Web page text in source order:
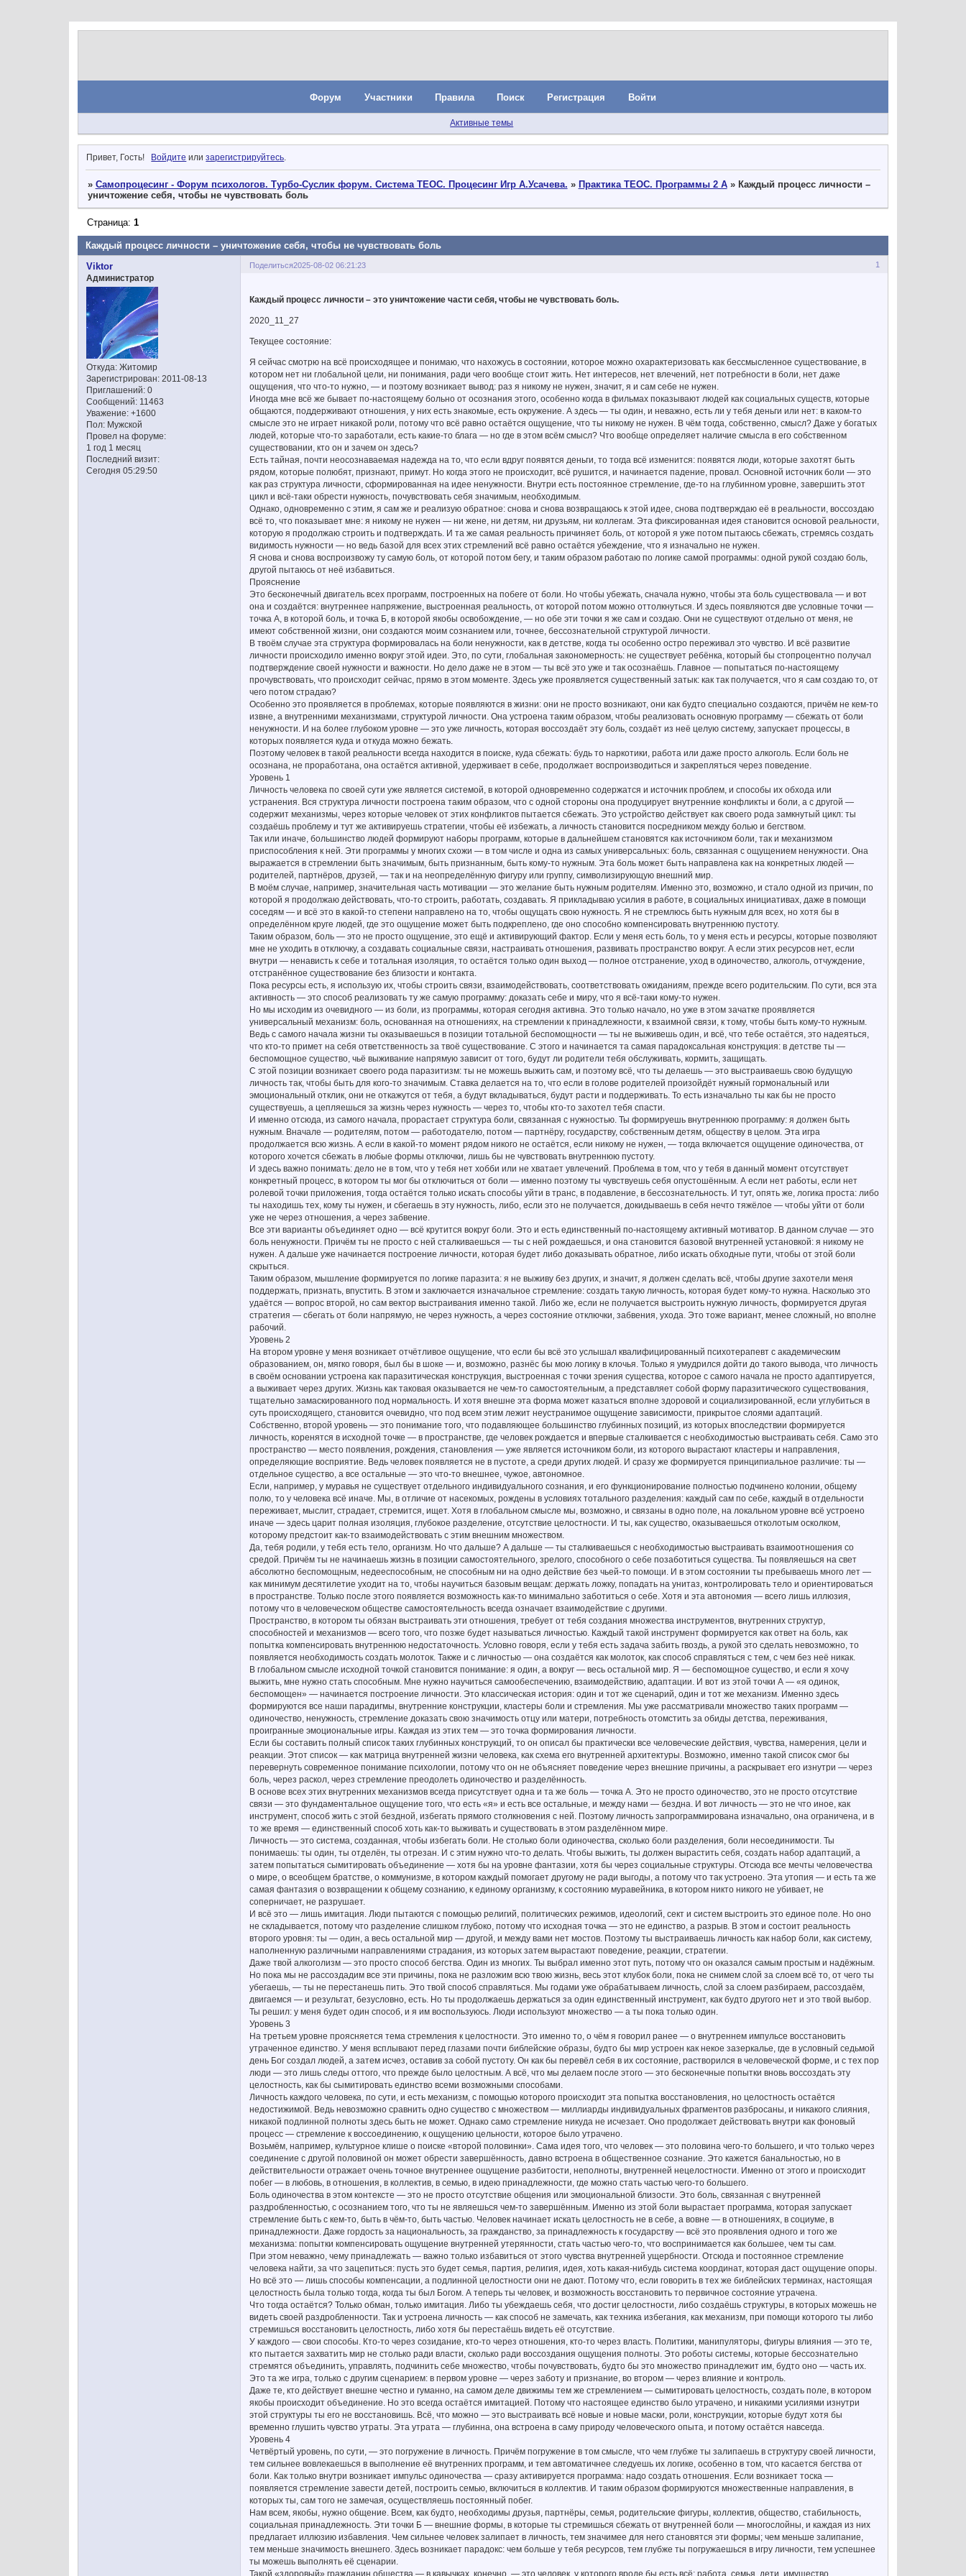
Форум Участники Правила Поиск Регистрация Войти
Активные темы
Привет, Гость! Войдите илизарегистрируйтесь
» Самопроцесинг - Форум психологов. Турбо-Суслик форум. Система ТЕОС. Процесинг Игр А.Усачева. » Практика ТЕОС. Программы 2 А » Каждый процесс личности –
уничтожение себя, чтобы не чувствовать боль
Каждый процесс личности – уничтожение себя, чтобы не чувствовать боль
Страница: 1
Поделиться 1
2025-08-02 06:21:23
Viktor
Администратор
Откуда: Житомир
Зарегистрирован: 2011-08-13
Приглашений: 0
Сообщений: 11463
Уважение: +1600
Пол: Мужской
Провел на форуме:
1 год 1 месяц
Последний визит:
Сегодня 05:29:50
Каждый процесс личности – это уничтожение части себя, чтобы не чувствовать боль.
2020_11_27
Текущее состояние:
Я сейчас смотрю на всё происходящее и понимаю, что нахожусь в состоянии, которое можно охарактеризовать как бессмысленное существование, в
котором нет ни глобальной цели, ни понимания, ради чего вообще стоит жить. Нет интересов, нет влечений, нет потребности в боли, нет даже
ощущения, что что-то нужно, — и поэтому возникает вывод: раз я никому не нужен, значит, я и сам себе не нужен.
Иногда мне всё же бывает по-настоящему больно от осознания этого, особенно когда в фильмах показывают людей как социальных существ, которые
общаются, поддерживают отношения, у них есть знакомые, есть окружение. А здесь — ты один, и неважно, есть ли у тебя деньги или нет: в каком-то
смысле это не играет никакой роли, потому что всё равно остаётся ощущение, что ты никому не нужен. В чём тогда, собственно, смысл? Даже у богатых
людей, которые что-то заработали, есть какие-то блага — но где в этом всём смысл? Что вообще определяет наличие смысла в его собственном
существовании, кто он и зачем он здесь?
Есть тайная, почти неосознаваемая надежда на то, что если вдруг появятся деньги, то тогда всё изменится: появятся люди, которые захотят быть
рядом, которые полюбят, признают, примут. Но когда этого не происходит, всё рушится, и начинается падение, провал. Основной источник боли — это
как раз структура личности, сформированная на идее ненужности. Внутри есть постоянное стремление, где-то на глубинном уровне, завершить этот
цикл и всё-таки обрести нужность, почувствовать себя значимым, необходимым.
Однако, одновременно с этим, я сам же и реализую обратное: снова и снова возвращаюсь к этой идее, снова подтверждаю её в реальности, воссоздаю
всё то, что показывает мне: я никому не нужен — ни жене, ни детям, ни друзьям, ни коллегам. Эта фиксированная идея становится основой реальности,
которую я продолжаю строить и подтверждать. И та же самая реальность причиняет боль, от которой я уже потом пытаюсь сбежать, стремясь создать
видимость нужности — но ведь базой для всех этих стремлений всё равно остаётся убеждение, что я изначально не нужен.
Я снова и снова воспроизвожу ту самую боль, от которой потом бегу, и таким образом работаю по логике самой программы: одной рукой создаю боль,
другой пытаюсь от неё избавиться.
Прояснение
Это бесконечный двигатель всех программ, построенных на побеге от боли. Но чтобы убежать, сначала нужно, чтобы эта боль существовала — и вот
она и создаётся: внутреннее напряжение, выстроенная реальность, от которой потом можно оттолкнуться. И здесь появляются две условные точки —
точка А, в которой боль, и точка Б, в которой якобы освобождение, — но обе эти точки я же сам и создаю. Они не существуют отдельно от меня, не
имеют собственной жизни, они создаются моим сознанием или, точнее, бессознательной структурой личности.
В твоём случае эта структура формировалась на боли ненужности, как в детстве, когда ты особенно остро переживал это чувство. И всё развитие
личности происходило именно вокруг этой идеи. Это, по сути, глобальная закономерность: не существует ребёнка, который бы стопроцентно получал
подтверждение своей нужности и важности. Но дело даже не в этом — ты всё это уже и так осознаёшь. Главное — попытаться по-настоящему
прочувствовать, что происходит сейчас, прямо в этом моменте. Здесь уже проявляется существенный затык: как так получается, что я сам создаю то, от
чего потом страдаю?
Особенно это проявляется в проблемах, которые появляются в жизни: они не просто возникают, они как будто специально создаются, причём не кем-то
извне, а внутренними механизмами, структурой личности. Она устроена таким образом, чтобы реализовать основную программу — сбежать от боли
ненужности. И на более глубоком уровне — это уже личность, которая воссоздаёт эту боль, создаёт из неё целую систему, запускает процессы, в
которых появляется куда и откуда можно бежать.
Поэтому человек в такой реальности всегда находится в поиске, куда сбежать: будь то наркотики, работа или даже просто алкоголь. Если боль не
осознана, не проработана, она остаётся активной, удерживает в себе, продолжает воспроизводиться и закрепляться через поведение.
Уровень 1
Личность человека по своей сути уже является системой, в которой одновременно содержатся и источник проблем, и способы их обхода или
устранения. Вся структура личности построена таким образом, что с одной стороны она продуцирует внутренние конфликты и боли, а с другой —
содержит механизмы, через которые человек от этих конфликтов пытается сбежать. Это устройство действует как своего рода замкнутый цикл: ты
создаёшь проблему и тут же активируешь стратегии, чтобы её избежать, а личность становится посредником между болью и бегством.
Так или иначе, большинство людей формируют наборы программ, которые в дальнейшем становятся как источником боли, так и механизмом
приспособления к ней. Эти программы у многих схожи — в том числе и одна из самых универсальных: боль, связанная с ощущением ненужности. Она
выражается в стремлении быть значимым, быть признанным, быть кому-то нужным. Эта боль может быть направлена как на конкретных людей —
родителей, партнёров, друзей, — так и на неопределённую фигуру или группу, символизирующую внешний мир.
В моём случае, например, значительная часть мотивации — это желание быть нужным родителям. Именно это, возможно, и стало одной из причин, по
которой я продолжаю действовать, что-то строить, работать, создавать. Я прикладываю усилия в работе, в социальных инициативах, даже в помощи
соседям — и всё это в какой-то степени направлено на то, чтобы ощущать свою нужность. Я не стремлюсь быть нужным для всех, но хотя бы в
определённом круге людей, где это ощущение может быть подкреплено, где оно способно компенсировать внутреннюю пустоту.
Таким образом, боль — это не просто ощущение, это ещё и активирующий фактор. Если у меня есть боль, то у меня есть и ресурсы, которые позволяют
мне не уходить в отключку, а создавать социальные связи, настраивать отношения, развивать пространство вокруг. А если этих ресурсов нет, если
внутри — ненависть к себе и тотальная изоляция, то остаётся только один выход — полное отстранение, уход в одиночество, алкоголь, отчуждение,
отстранённое существование без близости и контакта.
Пока ресурсы есть, я использую их, чтобы строить связи, взаимодействовать, соответствовать ожиданиям, прежде всего родительским. По сути, вся эта
активность — это способ реализовать ту же самую программу: доказать себе и миру, что я всё-таки кому-то нужен.
Но мы исходим из очевидного — из боли, из программы, которая сегодня активна. Это только начало, но уже в этом зачатке проявляется
универсальный механизм: боль, основанная на отношениях, на стремлении к принадлежности, к взаимной связи, к тому, чтобы быть кому-то нужным.
Ведь с самого начала жизни ты оказываешься в позиции тотальной беспомощности — ты не выживешь один, и всё, что тебе остаётся, это надеяться,
что кто-то примет на себя ответственность за твоё существование. С этого и начинается та самая парадоксальная конструкция: в детстве ты —
беспомощное существо, чьё выживание напрямую зависит от того, будут ли родители тебя обслуживать, кормить, защищать.
С этой позиции возникает своего рода паразитизм: ты не можешь выжить сам, и поэтому всё, что ты делаешь — это выстраиваешь свою будущую
личность так, чтобы быть для кого-то значимым. Ставка делается на то, что если в голове родителей произойдёт нужный гормональный или
эмоциональный отклик, они не откажутся от тебя, а будут вкладываться, будут расти и поддерживать. То есть изначально ты как бы не просто
существуешь, а цепляешься за жизнь через нужность — через то, чтобы кто-то захотел тебя спасти.
И именно отсюда, из самого начала, прорастает структура боли, связанная с нужностью. Ты формируешь внутреннюю программу: я должен быть
нужным. Вначале — родителям, потом — работодателю, потом — партнёру, государству, собственным детям, обществу в целом. Эта игра
продолжается всю жизнь. А если в какой-то момент рядом никого не остаётся, если никому не нужен, — тогда включается ощущение одиночества, от
которого хочется сбежать в любые формы отключки, лишь бы не чувствовать внутреннюю пустоту.
И здесь важно понимать: дело не в том, что у тебя нет хобби или не хватает увлечений. Проблема в том, что у тебя в данный момент отсутствует
конкретный процесс, в котором ты мог бы отключиться от боли — именно поэтому ты чувствуешь себя опустошённым. А если нет работы, если нет
ролевой точки приложения, тогда остаётся только искать способы уйти в транс, в подавление, в бессознательность. И тут, опять же, логика проста: либо
ты находишь тех, кому ты нужен, и сбегаешь в эту нужность, либо, если это не получается, докидываешь в себя нечто тяжёлое — чтобы уйти от боли
уже не через отношения, а через забвение.
Все эти варианты объединяет одно — всё крутится вокруг боли. Это и есть единственный по-настоящему активный мотиватор. В данном случае — это
боль ненужности. Причём ты не просто с ней сталкиваешься — ты с ней рождаешься, и она становится базовой внутренней установкой: я никому не
нужен. А дальше уже начинается построение личности, которая будет либо доказывать обратное, либо искать обходные пути, чтобы от этой боли
скрыться.
Таким образом, мышление формируется по логике паразита: я не выживу без других, и значит, я должен сделать всё, чтобы другие захотели меня
поддержать, признать, впустить. В этом и заключается изначальное стремление: создать такую личность, которая будет кому-то нужна. Насколько это
удаётся — вопрос второй, но сам вектор выстраивания именно такой. Либо же, если не получается выстроить нужную личность, формируется другая
стратегия — сбегать от боли напрямую, не через нужность, а через состояние отключки, забвения, ухода. Это тоже вариант, менее сложный, но вполне
рабочий.
Уровень 2
На втором уровне у меня возникает отчётливое ощущение, что если бы всё это услышал квалифицированный психотерапевт с академическим
образованием, он, мягко говоря, был бы в шоке — и, возможно, разнёс бы мою логику в клочья. Только я умудрился дойти до такого вывода, что личность
в своём основании устроена как паразитическая конструкция, выстроенная с точки зрения существа, которое с самого начала не просто адаптируется,
а выживает через других. Жизнь как таковая оказывается не чем-то самостоятельным, а представляет собой форму паразитического существования,
тщательно замаскированного под нормальность. И хотя внешне эта форма может казаться вполне здоровой и социализированной, если углубиться в
суть происходящего, становится очевидно, что под всем этим лежит неустранимое ощущение зависимости, прикрытое слоями адаптаций.
Собственно, второй уровень — это понимание того, что подавляющее большинство глубинных позиций, из которых впоследствии формируется
личность, коренятся в исходной точке — в пространстве, где человек рождается и впервые сталкивается с необходимостью выстраивать себя. Само это
пространство — место появления, рождения, становления — уже является источником боли, из которого вырастают кластеры и направления,
определяющие восприятие. Ведь человек появляется не в пустоте, а среди других людей. И сразу же формируется принципиальное различие: ты —
отдельное существо, а все остальные — это что-то внешнее, чужое, автономное.
Если, например, у муравья не существует отдельного индивидуального сознания, и его функционирование полностью подчинено колонии, общему
полю, то у человека всё иначе. Мы, в отличие от насекомых, рождены в условиях тотального разделения: каждый сам по себе, каждый в отдельности
переживает, мыслит, страдает, стремится, ищет. Хотя в глобальном смысле мы, возможно, и связаны в одно поле, на локальном уровне всё устроено
иначе — здесь царит полная изоляция, глубокое разделение, отсутствие целостности. И ты, как существо, оказываешься отколотым осколком,
которому предстоит как-то взаимодействовать с этим внешним множеством.
Да, тебя родили, у тебя есть тело, организм. Но что дальше? А дальше — ты сталкиваешься с необходимостью выстраивать взаимоотношения со
средой. Причём ты не начинаешь жизнь в позиции самостоятельного, зрелого, способного о себе позаботиться существа. Ты появляешься на свет
абсолютно беспомощным, недееспособным, не способным ни на одно действие без чьей-то помощи. И в этом состоянии ты пребываешь много лет —
как минимум десятилетие уходит на то, чтобы научиться базовым вещам: держать ложку, попадать на унитаз, контролировать тело и ориентироваться
в пространстве. Только после этого появляется возможность как-то минимально заботиться о себе. Хотя и эта автономия — всего лишь иллюзия,
потому что в человеческом обществе самостоятельность всегда означает взаимодействие с другими.
Пространство, в котором ты обязан выстраивать эти отношения, требует от тебя создания множества инструментов, внутренних структур,
способностей и механизмов — всего того, что позже будет называться личностью. Каждый такой инструмент формируется как ответ на боль, как
попытка компенсировать внутреннюю недостаточность. Условно говоря, если у тебя есть задача забить гвоздь, а рукой это сделать невозможно, то
появляется необходимость создать молоток. Также и с личностью — она создаётся как молоток, как способ справляться с тем, с чем без неё никак.
В глобальном смысле исходной точкой становится понимание: я один, а вокруг — весь остальной мир. Я — беспомощное существо, и если я хочу
выжить, мне нужно стать способным. Мне нужно научиться самообеспечению, взаимодействию, адаптации. И вот из этой точки А — «я одинок,
беспомощен» — начинается построение личности. Это классическая история: один и тот же сценарий, один и тот же механизм. Именно здесь
формируются все наши парадигмы, внутренние конструкции, кластеры боли и стремления. Мы уже рассматривали множество таких программ —
одиночество, ненужность, стремление доказать свою значимость отцу или матери, потребность отомстить за обиды детства, переживания,
проигранные эмоциональные игры. Каждая из этих тем — это точка формирования личности.
Если бы составить полный список таких глубинных конструкций, то он описал бы практически все человеческие действия, чувства, намерения, цели и
реакции. Этот список — как матрица внутренней жизни человека, как схема его внутренней архитектуры. Возможно, именно такой список смог бы
перевернуть современное понимание психологии, потому что он не объясняет поведение через внешние причины, а раскрывает его изнутри — через
боль, через раскол, через стремление преодолеть одиночество и разделённость.
В основе всех этих внутренних механизмов всегда присутствует одна и та же боль — точка А. Это не просто одиночество, это не просто отсутствие
связи — это фундаментальное ощущение того, что есть «я» и есть все остальные, и между нами — бездна. И вот личность — это не что иное, как
инструмент, способ жить с этой бездной, избегать прямого столкновения с ней. Поэтому личность запрограммирована изначально, она ограничена, и в
то же время — единственный способ хоть как-то выживать и существовать в этом разделённом мире.
Личность — это система, созданная, чтобы избегать боли. Не столько боли одиночества, сколько боли разделения, боли несоединимости. Ты
понимаешь: ты один, ты отделён, ты отрезан. И с этим нужно что-то делать. Чтобы выжить, ты должен вырастить себя, создать набор адаптаций, а
затем попытаться сымитировать объединение — хотя бы на уровне фантазии, хотя бы через социальные структуры. Отсюда все мечты человечества
о мире, о всеобщем братстве, о коммунизме, в котором каждый помогает другому не ради выгоды, а потому что так устроено. Эта утопия — и есть та же
самая фантазия о возвращении к общему сознанию, к единому организму, к состоянию муравейника, в котором никто никого не убивает, не
соперничает, не разрушает.
И всё это — лишь имитация. Люди пытаются с помощью религий, политических режимов, идеологий, сект и систем выстроить это единое поле. Но оно
не складывается, потому что разделение слишком глубоко, потому что исходная точка — это не единство, а разрыв. В этом и состоит реальность
второго уровня: ты — один, а весь остальной мир — другой, и между вами нет мостов. Поэтому ты выстраиваешь личность как набор боли, как систему,
наполненную различными направлениями страдания, из которых затем вырастают поведение, реакции, стратегии.
Даже твой алкоголизм — это просто способ бегства. Один из многих. Ты выбрал именно этот путь, потому что он оказался самым простым и надёжным.
Но пока мы не рассоздадим все эти причины, пока не разложим всю твою жизнь, весь этот клубок боли, пока не снимем слой за слоем всё то, от чего ты
убегаешь, — ты не перестанешь пить. Это твой способ справляться. Мы годами уже обрабатываем личность, слой за слоем разбираем, рассоздаём,
двигаемся — и результат, безусловно, есть. Но ты продолжаешь держаться за один единственный инструмент, как будто другого нет и это твой выбор.
Ты решил: у меня будет один способ, и я им воспользуюсь. Люди используют множество — а ты пока только один.
Уровень 3
На третьем уровне проясняется тема стремления к целостности. Это именно то, о чём я говорил ранее — о внутреннем импульсе восстановить
утраченное единство. У меня всплывают перед глазами почти библейские образы, будто бы мир устроен как некое зазеркалье, где в условный седьмой
день Бог создал людей, а затем исчез, оставив за собой пустоту. Он как бы перевёл себя в их состояние, растворился в человеческой форме, и с тех пор
люди — это лишь следы оттого, что прежде было целостным. А всё, что мы делаем после этого — это бесконечные попытки вновь воссоздать эту
целостность, как бы сымитировать единство всеми возможными способами.
Личность каждого человека, по сути, и есть механизм, с помощью которого происходит эта попытка восстановления, но целостность остаётся
недостижимой. Ведь невозможно сравнить одно существо с множеством — миллиарды индивидуальных фрагментов разбросаны, и никакого слияния,
никакой подлинной полноты здесь быть не может. Однако само стремление никуда не исчезает. Оно продолжает действовать внутри как фоновый
процесс — стремление к воссоединению, к ощущению цельности, которое было утрачено.
Возьмём, например, культурное клише о поиске «второй половинки». Сама идея того, что человек — это половина чего-то большего, и что только через
соединение с другой половиной он может обрести завершённость, давно встроена в общественное сознание. Это кажется банальностью, но в
действительности отражает очень точное внутреннее ощущение разбитости, неполноты, внутренней нецелостности. Именно от этого и происходит
побег — в любовь, в отношения, в коллектив, в семью, в идею принадлежности, где можно стать частью чего-то большего.
Боль одиночества в этом контексте — это не просто отсутствие общения или эмоциональной близости. Это боль, связанная с внутренней
раздробленностью, с осознанием того, что ты не являешься чем-то завершённым. Именно из этой боли вырастает программа, которая запускает
стремление быть с кем-то, быть в чём-то, быть частью. Человек начинает искать целостность не в себе, а вовне — в отношениях, в социуме, в
принадлежности. Даже гордость за национальность, за гражданство, за принадлежность к государству — всё это проявления одного и того же
механизма: попытки компенсировать ощущение внутренней утерянности, стать частью чего-то, что воспринимается как большее, чем ты сам.
При этом неважно, чему принадлежать — важно только избавиться от этого чувства внутренней ущербности. Отсюда и постоянное стремление
человека найти, за что зацепиться: пусть это будет семья, партия, религия, идея, хоть какая-нибудь система координат, которая даст ощущение опоры.
Но всё это — лишь способы компенсации, а подлинной целостности они не дают. Потому что, если говорить в тех же библейских терминах, настоящая
целостность была только тогда, когда ты был Богом. А теперь ты человек, и возможность восстановить то первичное состояние утрачена.
Что тогда остаётся? Только обман, только имитация. Либо ты убеждаешь себя, что достиг целостности, либо создаёшь структуры, в которых можешь не
видеть своей раздробленности. Так и устроена личность — как способ не замечать, как техника избегания, как механизм, при помощи которого ты либо
стремишься восстановить целостность, либо хотя бы перестаёшь видеть её отсутствие.
У каждого — свои способы. Кто-то через созидание, кто-то через отношения, кто-то через власть. Политики, манипуляторы, фигуры влияния — это те,
кто пытается захватить мир не столько ради власти, сколько ради воссоздания ощущения полноты. Это роботы системы, которые бессознательно
стремятся объединить, управлять, подчинить себе множество, чтобы почувствовать, будто бы это множество принадлежит им, будто оно — часть их.
Это та же игра, только с другим сценарием: в первом уровне — через заботу и признание, во втором — через влияние и контроль.
Даже те, кто действует внешне честно и гуманно, на самом деле движимы тем же стремлением — сымитировать целостность, создать поле, в котором
якобы происходит объединение. Но это всегда остаётся имитацией. Потому что настоящее единство было утрачено, и никакими усилиями изнутри
этой структуры ты его не восстановишь. Всё, что можно — это выстраивать всё новые и новые маски, роли, конструкции, которые будут хотя бы
временно глушить чувство утраты. Эта утрата — глубинна, она встроена в саму природу человеческого опыта, и потому остаётся навсегда.
Уровень 4
Четвёртый уровень, по сути, — это погружение в личность. Причём погружение в том смысле, что чем глубже ты залипаешь в структуру своей личности,
тем сильнее вовлекаешься в выполнение её внутренних программ, и тем автоматичнее следуешь их логике, особенно в том, что касается бегства от
боли. Как только внутри возникает импульс одиночества — сразу активируется программа: надо создать отношения. Если возникает тоска —
появляется стремление завести детей, построить семью, включиться в коллектив. И таким образом формируются множественные направления, в
которых ты, сам того не замечая, осуществляешь постоянный побег.
Нам всем, якобы, нужно общение. Всем, как будто, необходимы друзья, партнёры, семья, родительские фигуры, коллектив, общество, стабильность,
социальная принадлежность. Эти точки Б — внешние формы, в которые ты стремишься сбежать от внутренней боли — многослойны, и каждая из них
предлагает иллюзию избавления. Чем сильнее человек залипает в личность, тем значимее для него становятся эти формы; чем меньше залипание,
тем меньше значимость внешнего. Здесь возникает парадокс: чем больше у тебя ресурсов, тем глубже ты погружаешься в игру личности, тем успешнее
ты можешь выполнять её сценарии.
Такой «здоровый» гражданин общества — в кавычках, конечно, — это человек, у которого вроде бы есть всё: работа, семья, дети, имущество,